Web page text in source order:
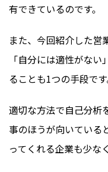
有できているのです。
また、今回紹介した営
「自分には適性がな
ることも1つの手段です
適切な方法で自己分析
事のほうが向いている
ってくれる企業も少な